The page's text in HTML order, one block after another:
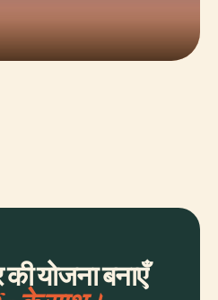
योजना बनाएँ